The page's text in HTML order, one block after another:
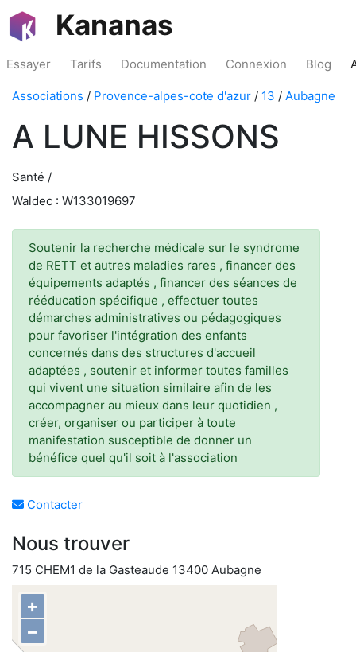
Kananas
Essayer Tarifs Documentation Connexion Blog
Associations / Provence-alpes-cote d'azur / 13 / Aubagne
A LUNE HISSONS
Santé /
Waldec : W133019697
Soutenir la recherche médicale sur le syndrome
de RETT et autres maladies rares , financer des
équipements adaptés , financer des séances de
rééducation spécifique , effectuer toutes
démarches administratives ou pédagogiques
pour favoriser l'intégration des enfants
concernés dans des structures d'accueil
adaptées , soutenir et informer toutes familles
qui vivent une situation similaire afin de les
accompagner au mieux dans leur quotidien ,
créer, organiser ou participer à toute
manifestation susceptible de donner un
bénéfice quel qu'il soit à l'association
Contacter
Nous trouver
715 CHEM1 de la Gasteaude 13400 Aubagne
+
−